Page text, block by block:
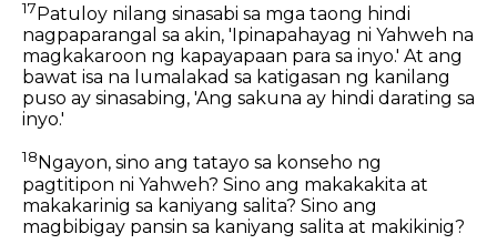
17 Patuloy nilang sinasabi sa mga taong hindi
nagpaparangal sa akin, 'Ipinapahayag ni Yahweh na
magkakaroon ng kapayapaan para sa inyo.' At ang
bawat isa na lumalakad sa katigasan ng kanilang
puso ay sinasabing, 'Ang sakuna ay hindi darating sa
inyo.'
18 Ngayon, sino ang tatayo sa konseho ng
pagtitipon ni Yahweh? Sino ang makakakita at
makakarinig sa kaniyang salita? Sino ang
magbibigay pansin sa kaniyang salita at makikinig?